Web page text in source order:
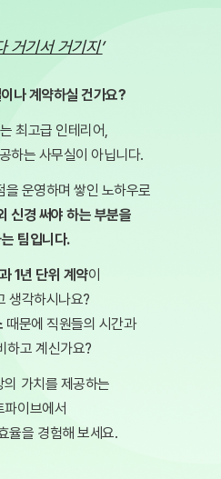
거기서 거기지’
나 계약하실 건가요?
최고급 인테리어,
하는 사무실이 아닙니다.
운영하며 쌓인 노하우로
신경 써야 하는 부분을
팀입니다.
1년 단위 계약이
생각하시나요?
때문에 직원들의 시간과
하고 계신가요?
의 가치를 제공하는
파이브에서
율을 경험해 보세요.